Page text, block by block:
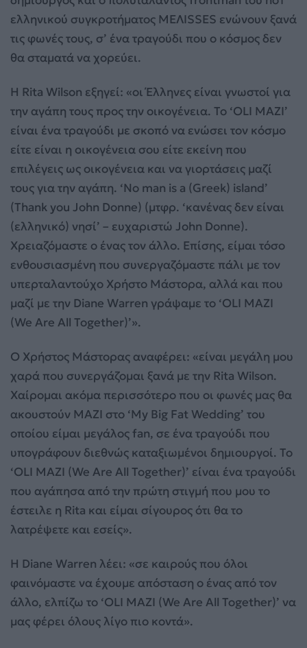
ελληνικού συγκροτήματος ΜΕΛΙSSES ενώνουν ξανά
τις φωνές τους, σ’ ένα τραγούδι που ο κόσμος δεν
θα σταματά να χορεύει.
Η Rita Wilson εξηγεί: «οι Έλληνες είναι γνωστοί για
την αγάπη τους προς την οικογένεια. Το ‘OLI MAZI’
είναι ένα τραγούδι με σκοπό να ενώσει τον κόσμο
είτε είναι η οικογένεια σου είτε εκείνη που
επιλέγεις ως οικογένεια και να γιορτάσεις μαζί
τους για την αγάπη. ‘No man is a (Greek) island’
(Thank you John Donne) (μτφρ. ‘κανένας δεν είναι
(ελληνικό) νησί’ – ευχαριστώ John Donne).
Χρειαζόμαστε ο ένας τον άλλο. Επίσης, είμαι τόσο
ενθουσιασμένη που συνεργαζόμαστε πάλι με τον
υπερταλαντούχο Χρήστο Μάστορα, αλλά και που
μαζί με την Diane Warren γράψαμε το ‘OLI MAZI
(We Are All Together)’».
Ο Χρήστος Μάστορας αναφέρει: «είναι μεγάλη μου
χαρά που συνεργάζομαι ξανά με την Rita Wilson.
Χαίρομαι ακόμα περισσότερο που οι φωνές μας θα
ακουστούν ΜΑΖΙ στο ‘My Big Fat Wedding’ του
οποίου είμαι μεγάλος fan, σε ένα τραγούδι που
υπογράφουν διεθνώς καταξιωμένοι δημιουργοί. Το
‘OLI MAZI (We Are All Together)’ είναι ένα τραγούδι
που αγάπησα από την πρώτη στιγμή που μου το
έστειλε η Rita και είμαι σίγουρος ότι θα το
λατρέψετε και εσείς».
Η Diane Warren λέει: «σε καιρούς που όλοι
φαινόμαστε να έχουμε απόσταση ο ένας από τον
άλλο, ελπίζω το ‘OLI MAZI (We Are All Together)’ να
μας φέρει όλους λίγο πιο κοντά».